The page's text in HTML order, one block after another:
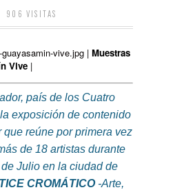
906 VISITAS
| Muestras
Vive |
país de los Cuatro
exposición de contenido
reúne por primera vez
de 18 artistas durante
Julio en la ciudad de
CROMÁTICO -Arte,